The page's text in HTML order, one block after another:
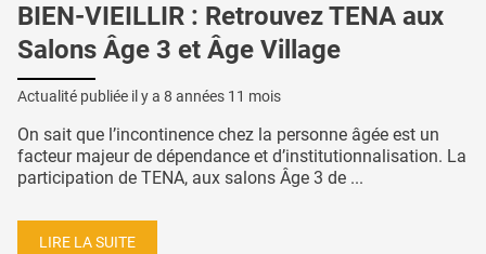
BIEN-VIEILLIR : Retrouvez TENA aux
Salons Âge 3 et Âge Village
Actualité publiée il y a 8 années 11 mois
On sait que l’incontinence chez la personne âgée est un
facteur majeur de dépendance et d’institutionnalisation. La
participation de TENA, aux salons Âge 3 de ...
LIRE LA SUITE